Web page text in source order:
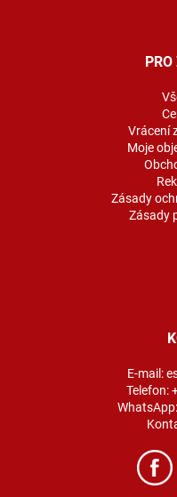
Vrácení
Moje
Zásady
Zásady
E-mail:
Telefon:
WhatsApp: